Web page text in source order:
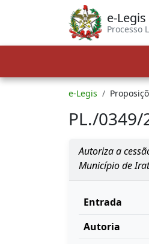
e-Legis
Processo
e-Legis
PL./0349/
Autoriza a
Município de
Entrada
Autoria